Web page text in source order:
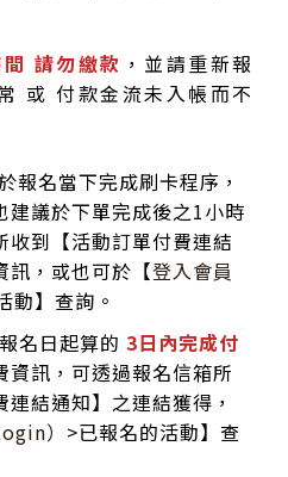
請勿繳款 ，並請重新報
或 付款金流未入帳而不
報名當下完成刷卡程序，
建議於下單完成後之1小時
收到【活動訂單付費連結
訊，或也可於【登入會員
動】查詢。
名日起算的 3日內完成付
資訊，可透過報名信箱所
結通知】之連結獲得，
） >已報名的活動】查